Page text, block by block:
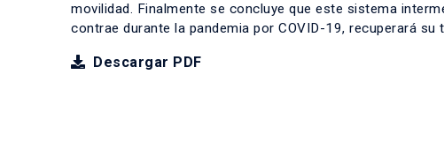
movilidad. Finalmente se concluye que este sistema
contrae durante la pandemia por COVID-19, recuperará
Descargar PDF